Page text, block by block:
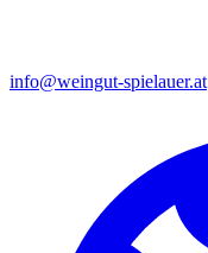
info@weingut-spielauer.at